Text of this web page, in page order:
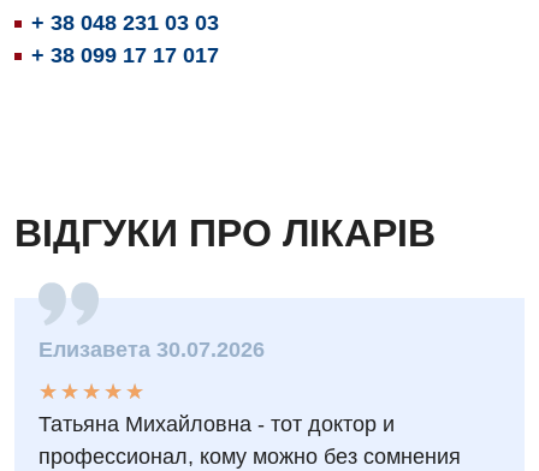
Дитяча гастроентерологія
Дитяча гінекологія
Дитяча неврологія
Дитяча ортопедія і травматологія
Дитяча оториноларингологія
Дитяча офтальмологія
Дитяча урологія
+ 38 048 231 03 03
+ 38 099 17 17 017
ВІДГУКИ ПРО ЛІКАРІВ
Елизавета 30.07.2026
★
★
★
★
★
★ ★ ★ ★ ★
Татьяна Михайловна - тот доктор и
профессионал, кому можно без сомнения